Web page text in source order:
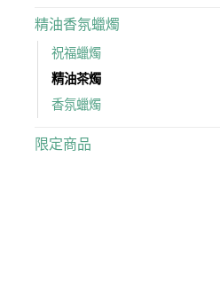
精油香氛蠟燭
祝福蠟燭
精油茶燭
香氛蠟燭
限定商品